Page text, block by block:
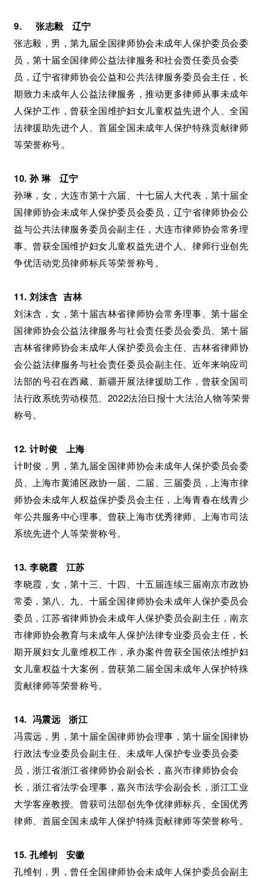
9. 张志毅 辽宁
张志毅，男，第九届全国律师协会未成年人保护委员会委
员，第十届全国律师公益法律服务和社会责任委员会委
员，辽宁省律师协会公益和公共法律服务委员会主任，长
期致力未成年人公益法律服务，推动更多律师从事未成年
人保护工作，曾获全国维护妇女儿童权益先进个人、全国
法律援助先进个人、首届全国未成年人保护特殊贡献律师
等荣誉称号。
10. 孙 琳 辽宁
孙琳，女，大连市第十六届、十七届人大代表，第十届全
国律师协会未成年人保护委员会委员，辽宁省律师协会公
益与公共法律服务委员会副主任，大连市律师协会常务理
事。曾获全国维护妇女儿童权益先进个人、律师行业创先
争优活动党员律师标兵等荣誉称号。
11. 刘沫含 吉林
刘沫含，女，第十届吉林省律师协会常务理事、第十届全
国律师协会公益法律服务与社会责任委员会委员、第十届
吉林省律师协会未成年人保护委员会主任、吉林省律师协
会公益法律服务与社会责任委员会副主任。近年来响应司
法部的号召在西藏、新疆开展法律援助工作，曾获全国司
法行政系统劳动模范、2022法治日报十大法治人物等荣誉
称号。
12. 计时俊 上海
计时俊，男，第九届全国律师协会未成年人保护委员会委
员、上海市黄浦区政协一届、二届、三届委员，上海市律
师协会未成年人权益保护委员会主任，上海青春在线青少
年公共服务中心理事。曾获上海市优秀律师、上海市司法
系统先进个人等荣誉称号。
13. 李晓霞 江苏
李晓霞，女，第十三、十四、十五届连续三届南京市政协
常委，第八、九、十届全国律师协会未成年人保护委员会
委员，江苏省律师协会未成年人保护委员会副主任，南京
市律师协会教育与未成年人保护法律专业委员会主任，长
期开展妇女儿童维权工作，承办案件曾获全国依法维护妇
女儿童权益十大案例，曾获第二届全国未成年人保护特殊
贡献律师等荣誉称号。
14. 冯震远 浙江
冯震远，男，第十届全国律师协会理事，第十届全国律协
行政法专业委员会副主任、未成年人保护专业委员会委
员，浙江省浙江省律师协会副会长，嘉兴市律师协会会
长，浙江省法学会理事，嘉兴市法学会副会长，浙江工业
大学客座教授。曾获司法部创先争优律师标兵、全国优秀
律师、首届全国未成年人保护特殊贡献律师等荣誉称号。
15. 孔维钊 安徽
孔维钊，男，曾任全国律师协会未成年人保护委员会副主